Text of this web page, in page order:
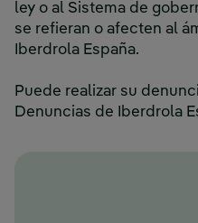
ley o al Sistema de
se refieran o afecten al
Iberdrola España.
Puede realizar su
Denuncias de Iberdrola